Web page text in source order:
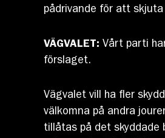
pådrivande för att
VÄGVALET: Vårt parti
förslaget.
Vägvalet vill ha fler
välkomna på andra
tillåtas på det skyddade